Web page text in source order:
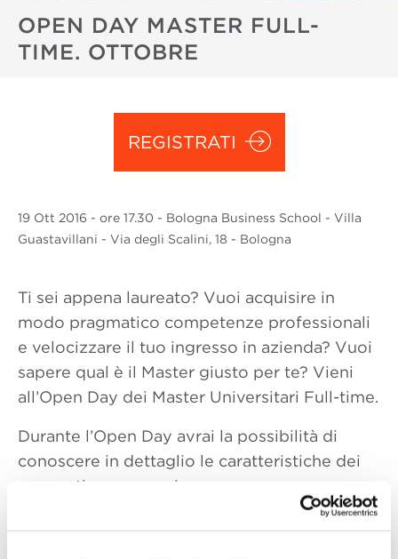
OPEN DAY MASTER FULL-
TIME. OTTOBRE
REGISTRATI
19 Ott 2016 - ore 17.30 - Bologna Business School - Villa
Guastavillani - Via degli Scalini, 18 - Bologna
Ti sei appena laureato? Vuoi acquisire in
modo pragmatico competenze professionali
e velocizzare il tuo ingresso in azienda? Vuoi
sapere qual è il Master giusto per te? Vieni
all’Open Day dei Master Universitari Full-time.
Durante l’Open Day avrai la possibilità di
conoscere in dettaglio le caratteristiche dei
seguenti programmi: